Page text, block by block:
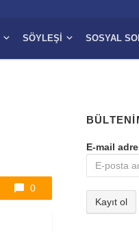
SÖYLEŞI SOSYAL
0
E-mail